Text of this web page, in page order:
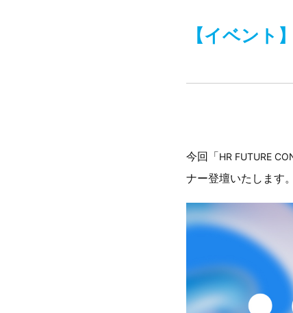
【イベント
今回「HR FUTURE
ナー登壇いたします。